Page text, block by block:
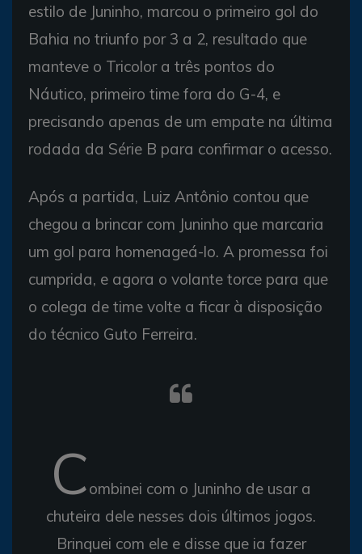
estilo de Juninho, marcou o primeiro gol do
Bahia no triunfo por 3 a 2, resultado que
manteve o Tricolor a três pontos do
Náutico, primeiro time fora do G-4, e
precisando apenas de um empate na última
rodada da Série B para confirmar o acesso.
Após a partida, Luiz Antônio contou que
chegou a brincar com Juninho que marcaria
um gol para homenageá-lo. A promessa foi
cumprida, e agora o volante torce para que
o colega de time volte a ficar à disposição
do técnico Guto Ferreira.
Combinei com o Juninho de usar a
chuteira dele nesses dois últimos jogos.
Brinquei com ele e disse que ia fazer